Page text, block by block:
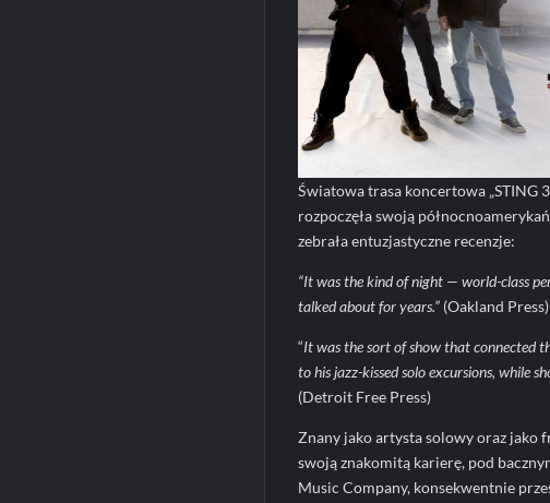
Światowa trasa koncertowa „STING
rozpoczęła swoją
zebrała entuzjastyczne recenzje:
“It was the kind of night — world-class
talked about for years.”(Oakland Press)
“It was the sort of show that connected
to his jazz-kissed solo excursions, while
(Detroit Free Press)
Znany jako artysta solowy oraz jako
swoją znakomitą karierę, pod
Music Company, konsekwentnie